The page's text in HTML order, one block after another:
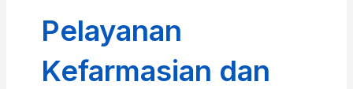
Pelayanan
Kefarmasian dan